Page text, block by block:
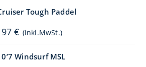
1.099 € 879 €.
Tough Paddel
Ursprünglicher
Preis
97€ Aktueller
Preis
97 €.
(inkl.MwSt.)
Windsurf MSL